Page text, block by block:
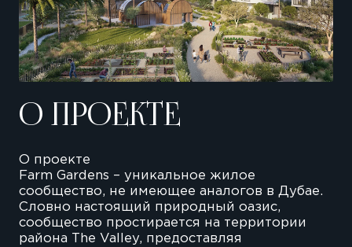
О ПРОЕКТЕ
О проекте
Farm Gardens – уникальное жилое
сообщество, не имеющее аналогов в Дубае.
Словно настоящий природный оазис,
сообщество простирается на территории
района The Valley, предоставляя